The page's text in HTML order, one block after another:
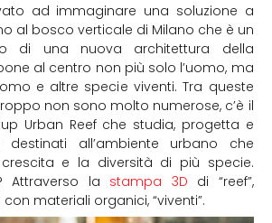
ad immaginare una soluzione a
al bosco verticale di Milano che è un
di una nuova architettura della
al centro non più solo l’uomo, ma
e altre specie viventi. Tra queste
non sono molto numerose, c’è il
Urban Reef che studia, progetta e
all’ambiente urbano che
e la diversità di più specie.
Attraverso la stampa 3D di “reef”,
materiali organici, “viventi”.